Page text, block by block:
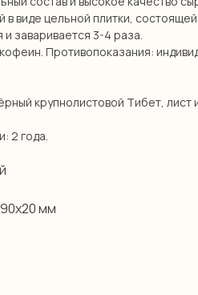
в виде цельной плитки,
заваривается 3-4 раза.
Противопоказания:
крупнолистовой Тибет, лист
2 года.
мм